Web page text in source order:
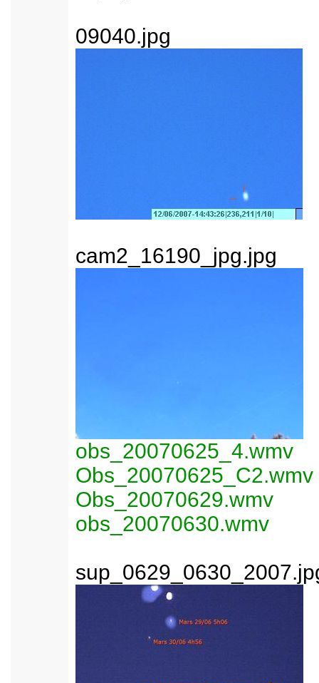
09040.jpg
cam2_16190_jpg.jpg
obs_20070625_4.wmv
Obs_20070625_C2.wmv
Obs_20070629.wmv
obs_20070630.wmv